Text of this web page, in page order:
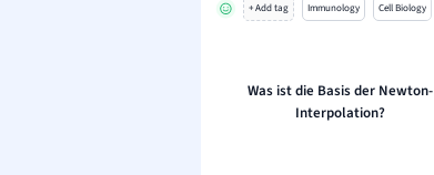
+ Add tag Immunology Cell Biology
Was ist die Basis der Newton-
Interpolation?